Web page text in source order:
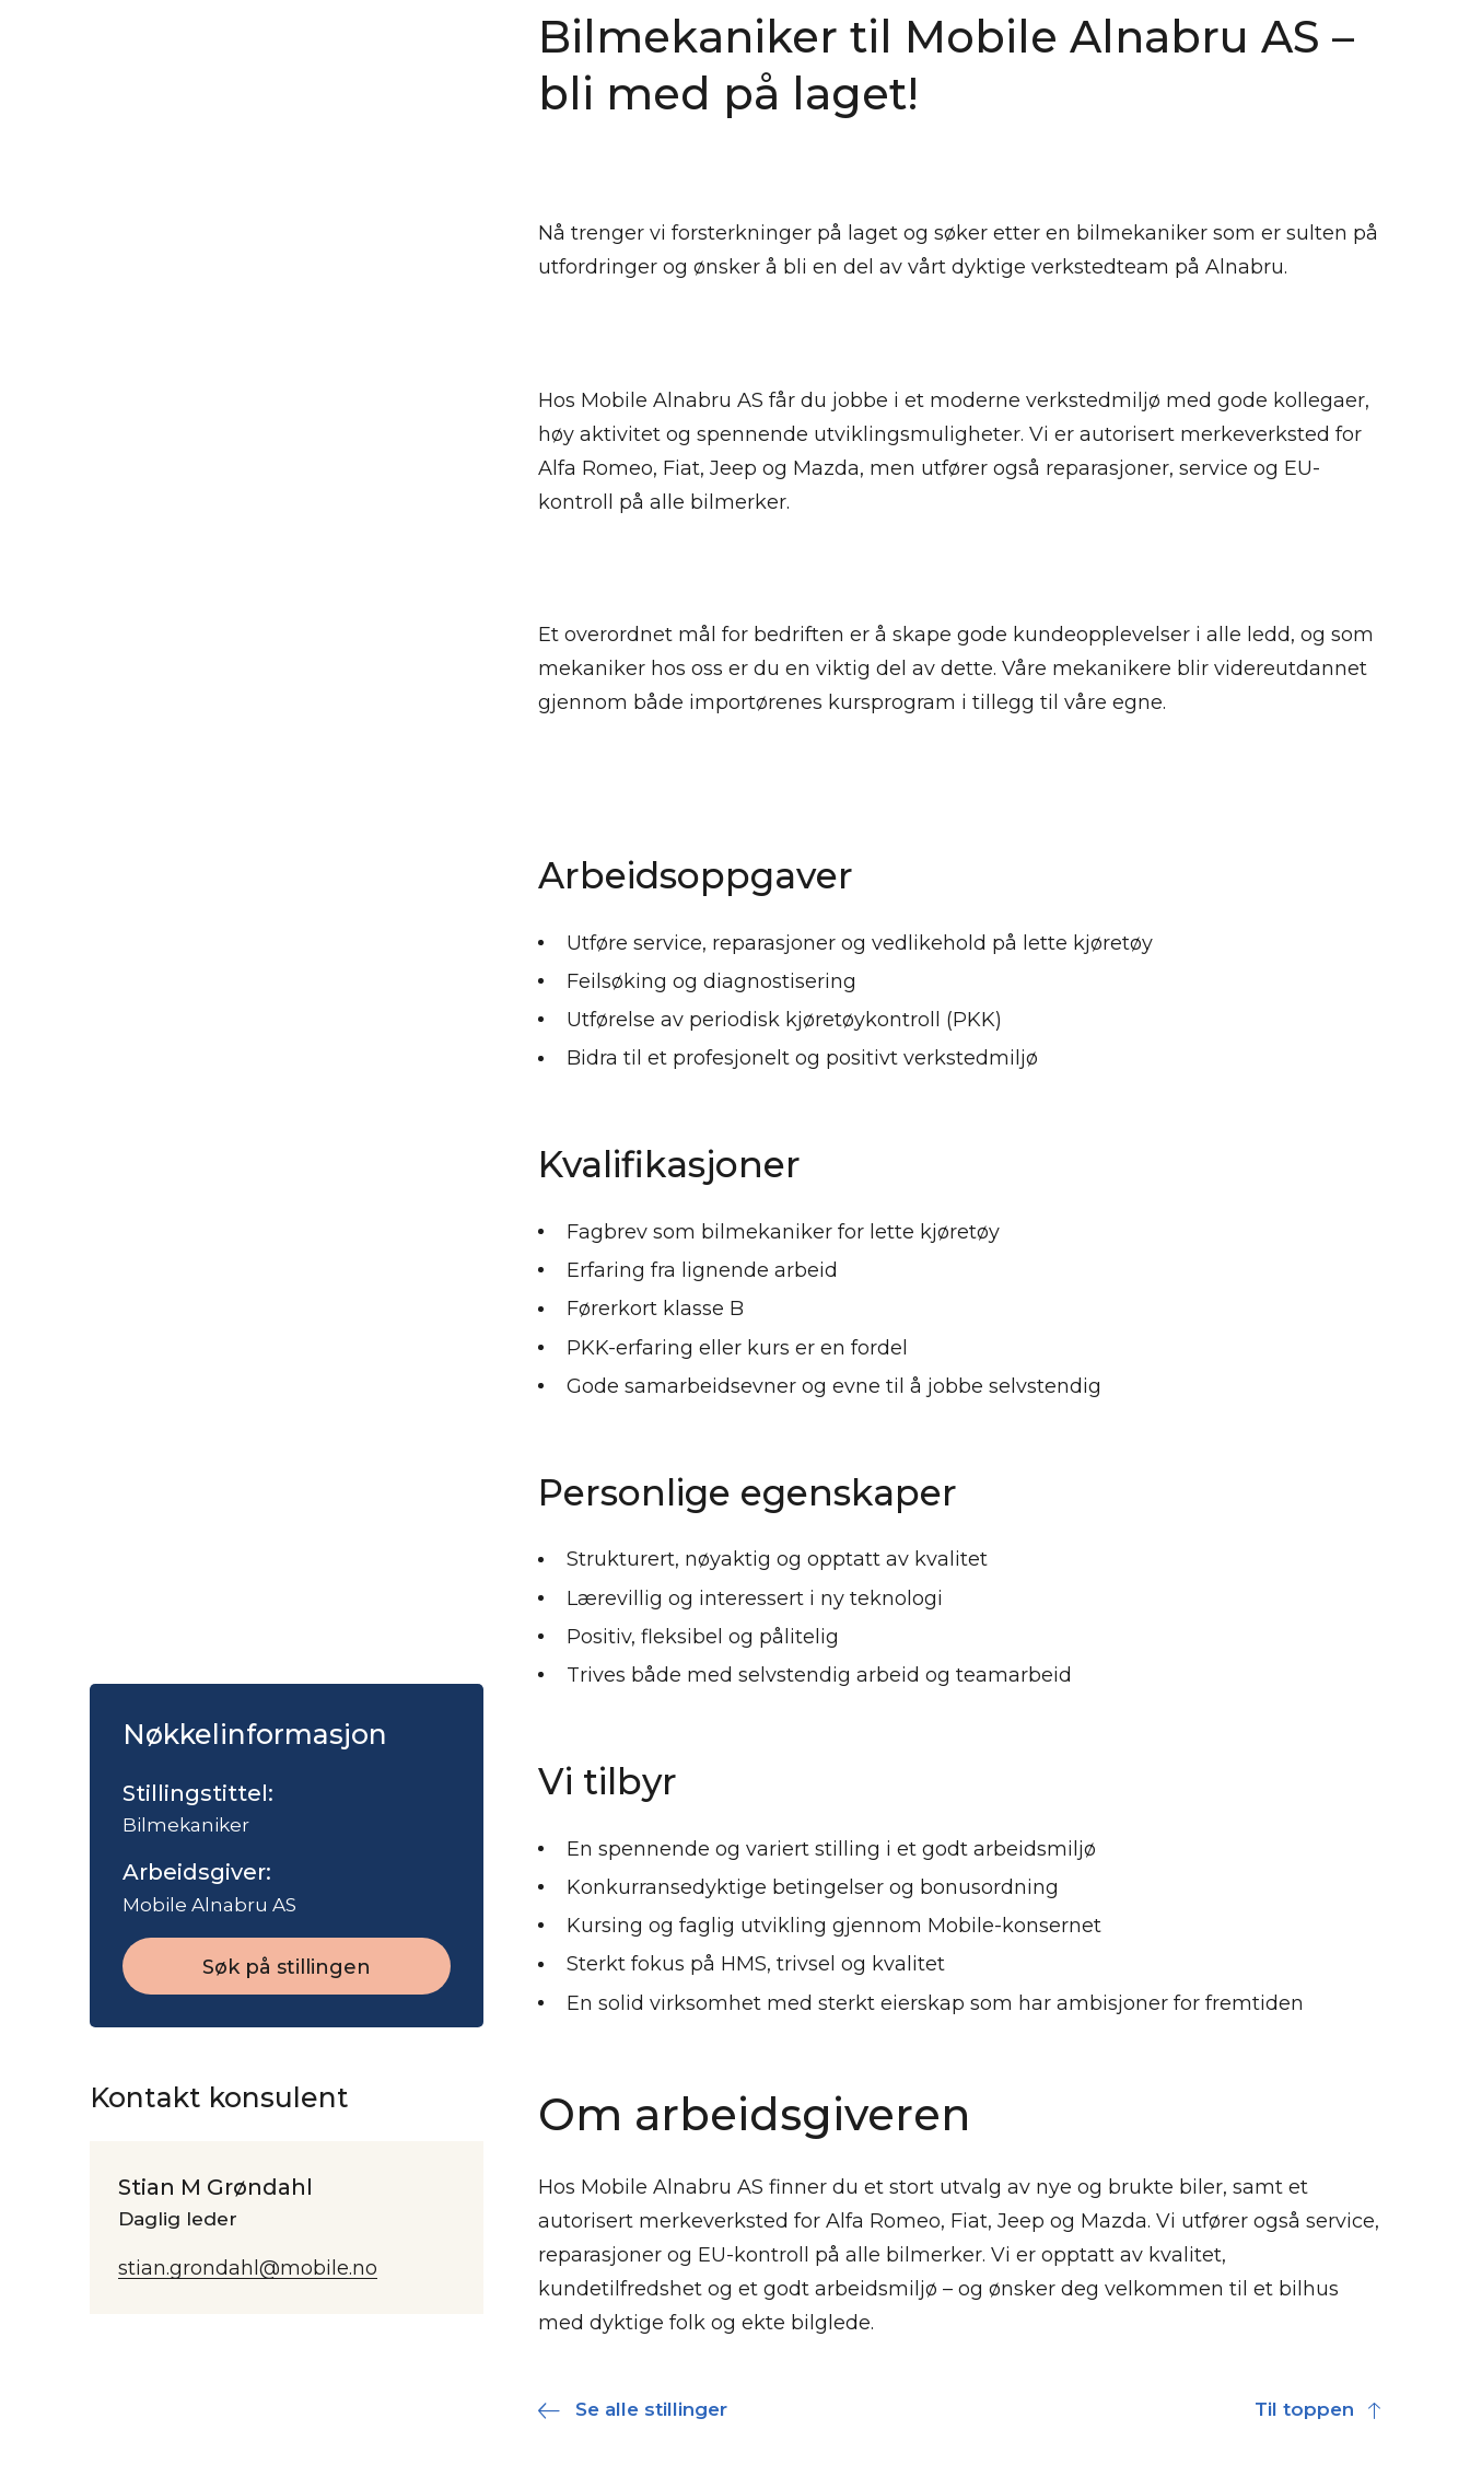
Nøkkelinformasjon
Stillingstittel:
Bilmekaniker
Arbeidsgiver:
Mobile Alnabru AS
Søk på stillingen
Kontakt konsulent
Stian M Grøndahl
Daglig leder
stian.grondahl@mobile.no
Bilmekaniker til Mobile Alnabru AS –
bli med på laget!
Nå trenger vi forsterkninger på laget og søker etter en bilmekaniker som er sulten på
utfordringer og ønsker å bli en del av vårt dyktige verkstedteam på Alnabru.
Hos Mobile Alnabru AS får du jobbe i et moderne verkstedmiljø med gode kollegaer,
høy aktivitet og spennende utviklingsmuligheter. Vi er autorisert merkeverksted for
Alfa Romeo, Fiat, Jeep og Mazda, men utfører også reparasjoner, service og EU-
kontroll på alle bilmerker.
Et overordnet mål for bedriften er å skape gode kundeopplevelser i alle ledd, og som
mekaniker hos oss er du en viktig del av dette. Våre mekanikere blir videreutdannet
gjennom både importørenes kursprogram i tillegg til våre egne.
Arbeidsoppgaver
Utføre service, reparasjoner og vedlikehold på lette kjøretøy
Feilsøking og diagnostisering
Utførelse av periodisk kjøretøykontroll (PKK)
Bidra til et profesjonelt og positivt verkstedmiljø
Kvalifikasjoner
Fagbrev som bilmekaniker for lette kjøretøy
Erfaring fra lignende arbeid
Førerkort klasse B
PKK-erfaring eller kurs er en fordel
Gode samarbeidsevner og evne til å jobbe selvstendig
Personlige egenskaper
Strukturert, nøyaktig og opptatt av kvalitet
Lærevillig og interessert i ny teknologi
Positiv, fleksibel og pålitelig
Trives både med selvstendig arbeid og teamarbeid
Vi tilbyr
En spennende og variert stilling i et godt arbeidsmiljø
Konkurransedyktige betingelser og bonusordning
Kursing og faglig utvikling gjennom Mobile-konsernet
Sterkt fokus på HMS, trivsel og kvalitet
En solid virksomhet med sterkt eierskap som har ambisjoner for fremtiden
Om arbeidsgiveren
Hos Mobile Alnabru AS finner du et stort utvalg av nye og brukte biler, samt et
autorisert merkeverksted for Alfa Romeo, Fiat, Jeep og Mazda. Vi utfører også service,
reparasjoner og EU-kontroll på alle bilmerker. Vi er opptatt av kvalitet,
kundetilfredshet og et godt arbeidsmiljø – og ønsker deg velkommen til et bilhus
med dyktige folk og ekte bilglede.
Se alle stillinger Til toppen